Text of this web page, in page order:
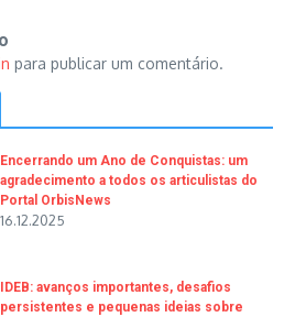
para publicar um comentário.
Encerrando um Ano de Conquistas: um
agradecimento a todos os articulistas do
Portal OrbisNews
16.12.2025
IDEB: avanços importantes, desafios
persistentes e pequenas ideias sobre